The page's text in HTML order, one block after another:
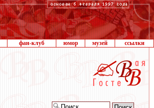
фан-клуб юмор музей ссылки